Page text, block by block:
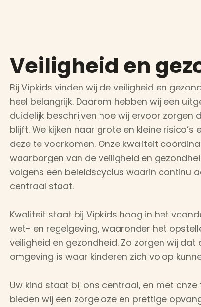
Veiligheid en
Bij Vipkids vinden wij de veiligheid en
heel belangrijk. Daarom hebben wij een
duidelijk beschrijven hoe wij ervoor zorgen
blijft. We kijken naar grote en kleine
deze te voorkomen. Onze kwaliteit
waarborgen van de veiligheid en
volgens een beleidscyclus waarin continu
centraal staat.
Kwaliteit staat bij Vipkids hoog in het
wet- en regelgeving, waaronder het
veiligheid en gezondheid. Zo zorgen wij
omgeving is waar kinderen zich volop
Uw kind staat bij ons centraal, en met
bieden wij een zorgeloze en prettige